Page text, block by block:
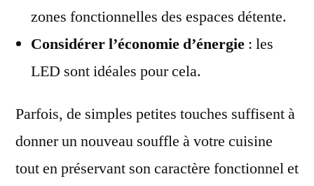
zones fonctionnelles des espaces détente.
Considérer l’économie d’énergie : les
LED sont idéales pour cela.
Parfois, de simples petites touches suffisent à
donner un nouveau souffle à votre cuisine
tout en préservant son caractère fonctionnel et